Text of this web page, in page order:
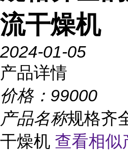
流干燥机
2024-01-05
产品详情
价格： 99000
产品名称规格齐
干燥机 查看相